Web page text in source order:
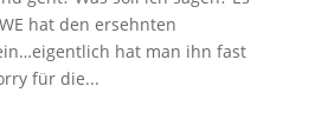
hat den ersehnten
hat man ihn fast
für die...